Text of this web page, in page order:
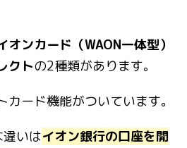
ンカード（WAON一体型）
クトの2種類があります。
ード機能がついています。
いはイオン銀行の口座を開